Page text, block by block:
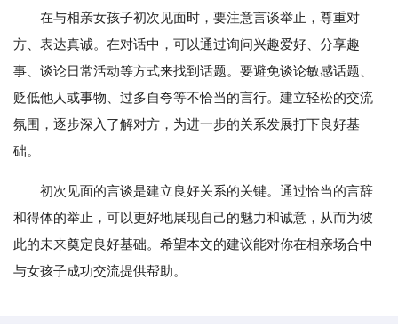
在与相亲女孩子初次见面时，要注意言谈举止，尊重对
方、表达真诚。在对话中，可以通过询问兴趣爱好、分享趣
事、谈论日常活动等方式来找到话题。要避免谈论敏感话题、
贬低他人或事物、过多自夸等不恰当的言行。建立轻松的交流
氛围，逐步深入了解对方，为进一步的关系发展打下良好基
础。
初次见面的言谈是建立良好关系的关键。通过恰当的言辞
和得体的举止，可以更好地展现自己的魅力和诚意，从而为彼
此的未来奠定良好基础。希望本文的建议能对你在相亲场合中
与女孩子成功交流提供帮助。